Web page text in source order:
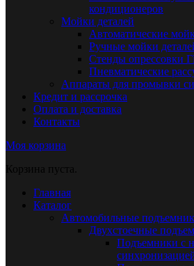
кондиционеров
Мойки деталей
Автоматические
Ручные мойки
Стенды опрессовки
Пневматические
Аппараты для промывки
Кредит и рассрочка
Оплата и доставка
Контакты
Моя корзина
Корзина пуста.
Главная
Каталог
Автомобильные
Двухстоечные
Подъемники с